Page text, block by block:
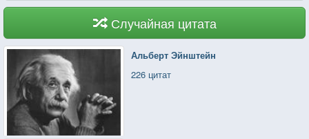
Случайная цитата
Альберт Эйнштейн
226 цитат